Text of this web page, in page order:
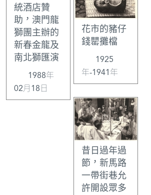
統酒店贊
助，澳門龍
獅團主辦的
新春金龍及
南北獅匯演
1988年
02月18日
花市的豬仔
錢罌攤檔
1925
年-1941年
昔日過年過
節，新馬路
一帶街巷允
許開設眾多